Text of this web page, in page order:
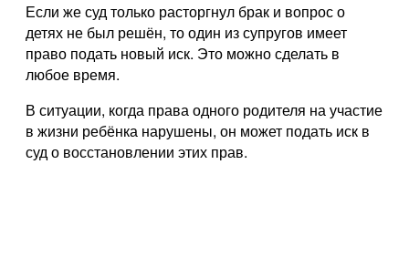
Если же суд только расторгнул брак и вопрос о
детях не был решён, то один из супругов имеет
право подать новый иск. Это можно сделать в
любое время.
В ситуации, когда права одного родителя на участие
в жизни ребёнка нарушены, он может подать иск в
суд о восстановлении этих прав.